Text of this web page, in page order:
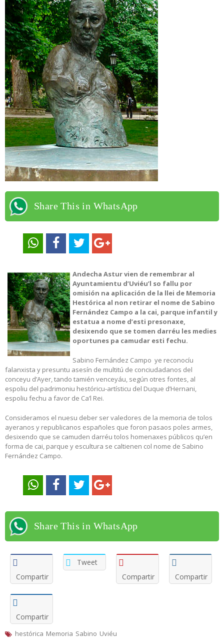
Share This in WhatsApp
Andecha Astur vien de remembrar al
Ayuntamientu d’Uviéu’l so fallu por
omisión na aplicación de la llei de Memoria
Hestórica al non retirar el nome de Sabino
Fernández Campo a la cai, parque infantil y
estatua a nome d’esti presonaxe,
desixendo que se tomen darréu les medies
oportunes pa camudar esti fechu.
Sabino Fernández Campo ye reconocíu
falanxista y presuntu asesín de multitú de conciudadanos del
conceyu d’Ayer, tando tamién venceyáu, según otres fontes, al
espoliu del padrimoniu hestóricu-artísticu del Duque d’Hernani,
espoliu fechu a favor de Ca’l Rei.
Consideramos el nuesu deber ser valedores de la memoria de tolos
ayeranos y republicanos españoles que foron pasaos poles armes,
desixendo que se camuden darréu tolos homenaxes públicos qu’en
forma de cai, parque y escultura se caltienen col nome de Sabino
Fernández Campo.
Share This in WhatsApp
Compartir
Tweet
Compartir
Compartir
Compartir
hestórica Memoria Sabino Uviéu